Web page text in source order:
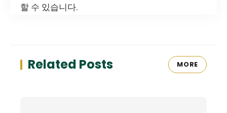
할 수 있습니다.
Related Posts MORE